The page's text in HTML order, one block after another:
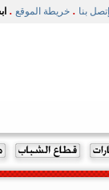
إتصل بنا . خريطة الموقع .